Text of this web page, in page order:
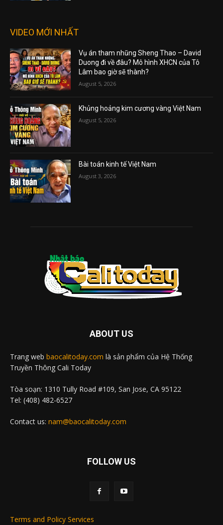
VIDEO MỚI NHẤT
Vụ án tham nhũng Sheng Thao – David
Duong đi về đâu? Mô hình XHCN của Tô
Lâm bao giờ sẽ thành?
August 5, 2026
Khủng hoảng kim cương vàng Việt Nam
August 5, 2026
Bài toán kinh tế Việt Nam
August 3, 2026
ABOUT US
Trang web baocalitoday.com là sản phẩm của Hệ Thống
Truyền Thông Cali Today
Tòa soạn: 1310 Tully Road #109, San Jose, CA 95122
Tel: (408) 482-6527
Contact us: nam@baocalitoday.com
FOLLOW US
Terms and Policy Services